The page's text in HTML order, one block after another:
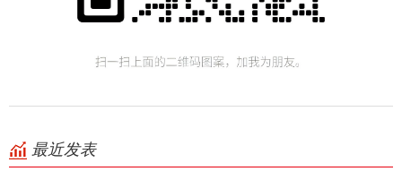
最近发表